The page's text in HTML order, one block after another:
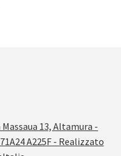
Massaua 13, Altamura -
71A24 A225F - Realizzato